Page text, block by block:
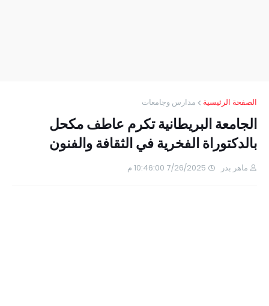
الصفحة الرئيسية مدارس وجامعات
الجامعة البريطانية تكرم عاطف مكحل
بالدكتوراة الفخرية في الثقافة والفنون
ماهر بدر 7/26/2025 10:46:00 م